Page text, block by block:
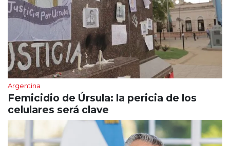
Argentina
Femicidio de Úrsula: la pericia de los
celulares será clave